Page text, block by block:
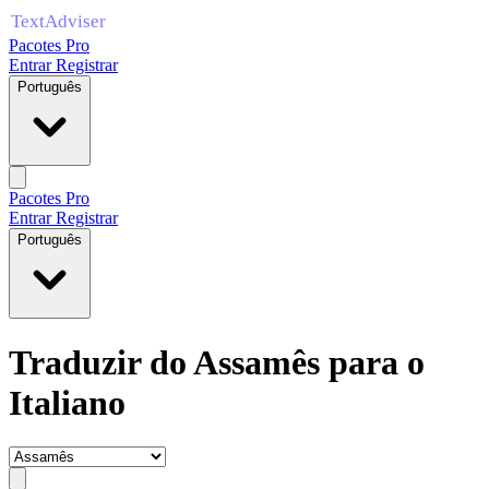
Pacotes Pro
EntrarRegistrar
Português
Pacotes Pro
EntrarRegistrar
Português
Traduzir do Assamês para o
Italiano